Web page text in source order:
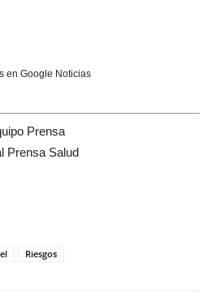
en Google Noticias
Prensa
Prensa Salud
Riesgos